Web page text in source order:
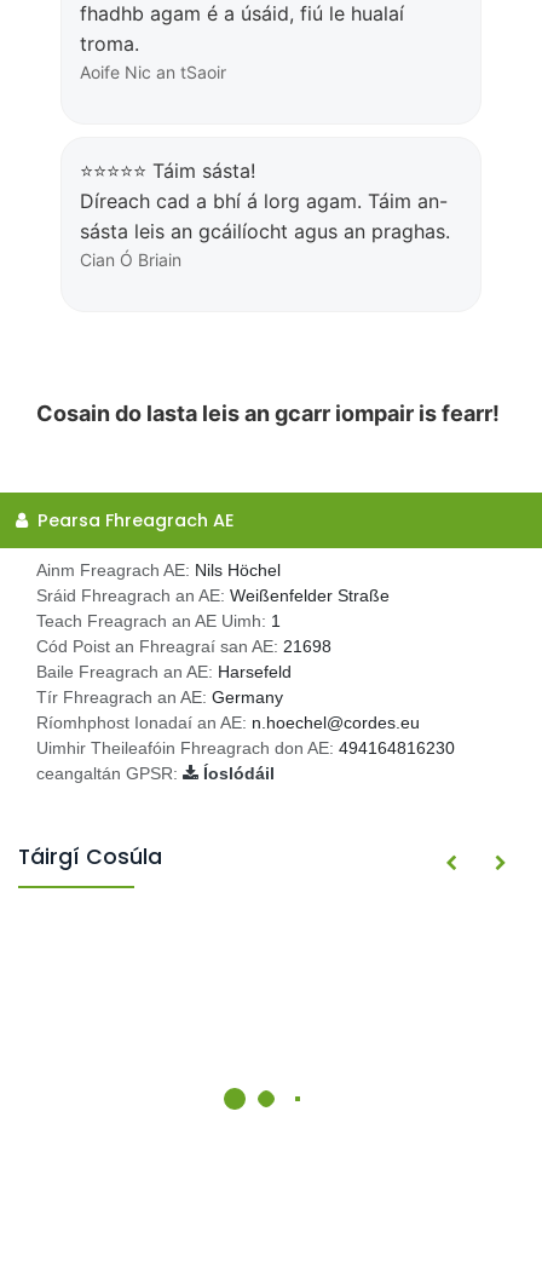
fhadhb agam é a úsáid, fiú le hualaí
troma.
Aoife Nic an tSaoir
⭐⭐⭐⭐⭐ Táim sásta!
Díreach cad a bhí á lorg agam. Táim an-
sásta leis an gcáilíocht agus an praghas.
Cian Ó Briain
Cosain do lasta leis an gcarr iompair is fearr!
Pearsa Fhreagrach AE
Ainm Freagrach AE: Nils Höchel
Sráid Fhreagrach an AE: Weißenfelder Straße
Teach Freagrach an AE Uimh: 1
Cód Poist an Fhreagraí san AE: 21698
Baile Freagrach an AE: Harsefeld
Tír Fhreagrach an AE: Germany
Ríomhphost Ionadaí an AE: n.hoechel@cordes.eu
Uimhir Theileafóin Fhreagrach don AE: 494164816230
ceangaltán GPSR:
Íoslódáil
Táirgí Cosúla